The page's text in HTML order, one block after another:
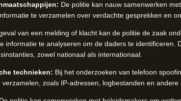
De politie kan nauw samenwerken
te verzamelen over verdachte gesprekken en
van een melding of klacht kan de politie de zaak
informatie te analyseren om de daders te identificeren.
zowel nationaal als internationaal.
technieken: Bij het onderzoeken van telefoon
zoals IP-adressen, logbestanden en